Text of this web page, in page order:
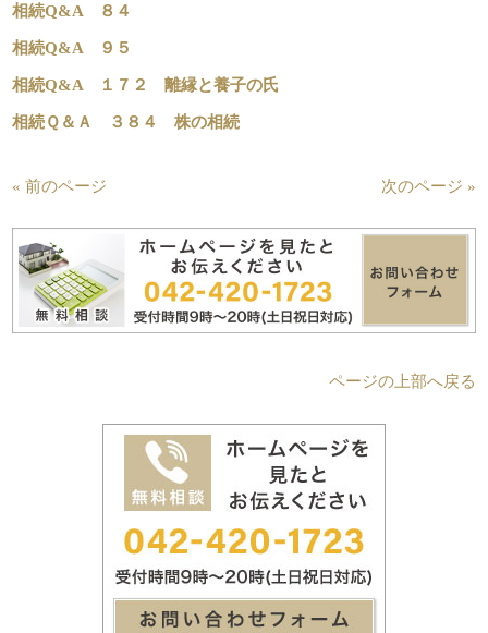
相続Q&A ８４
相続Q&A ９５
相続Q&A １７２ 離縁と養子の氏
相続Ｑ＆Ａ ３８４ 株の相続
« 前のページ 次のページ »
ページの上部へ戻る